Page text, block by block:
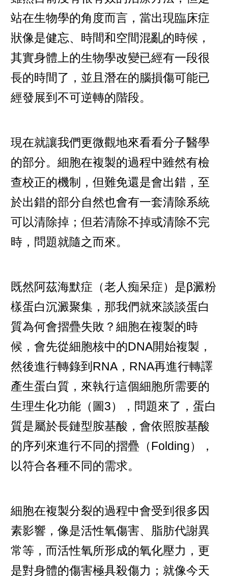
站在生物學的角度而言，當出現臨床症
狀像是健忘、時間和空間混亂的時候，
其實身體上的生物學改變已經有一段很
長的時間了，並且潛在的腦損傷可能已
經發展到不可逆轉的階段。
現在就讓我們更微觀地來看看分子醫學
的部分。細胞在複製的過程中雖然有檢
查校正的機制，但難免還是會出錯，至
於出錯的部分自然也會有一套清除系統
可以清除掉；但若清除不掉或清除不完
時，問題就隨之而來。
既然阿茲海默症（老人痴呆症）是β澱粉
樣蛋白沉澱聚集，那我們就來談談蛋白
質為何會摺疊失敗？細胞在複製的時
候，會先從細胞核中的DNA開始複製，
然後進行轉錄到RNA，RNA再進行轉譯
產生蛋白質，來執行這個細胞所需要的
生理生化功能（圖3），問題來了，蛋白
質是屬於長鏈型胺基酸，會依照胺基酸
的序列來進行不同的摺疊（Folding），
以符合各種不同的需求。
細胞在複製分裂的過程中會受到很多因
素影響，像是活性氧傷害、脂肪代謝異
常等，而活性氧所形成的氧化壓力，更
是對身體的傷害極具殺傷力；就像今天